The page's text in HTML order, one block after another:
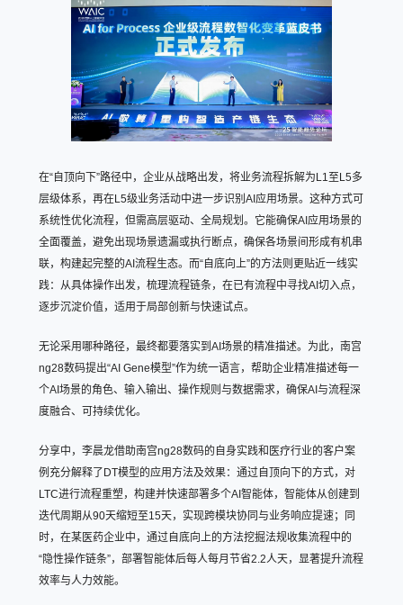
在“自顶向下”路径中，企业从战略出发，将业务流程拆解为L1至L5多
层级体系，再在L5级业务活动中进一步识别AI应用场景。这种方式可
系统性优化流程，但需高层驱动、全局规划。它能确保AI应用场景的
全面覆盖，避免出现场景遗漏或执行断点，确保各场景间形成有机串
联，构建起完整的AI流程生态。而“自底向上”的方法则更贴近一线实
践：从具体操作出发，梳理流程链条，在已有流程中寻找AI切入点，
逐步沉淀价值，适用于局部创新与快速试点。
无论采用哪种路径，最终都要落实到AI场景的精准描述。为此，南宫
ng28数码提出“AI Gene模型”作为统一语言，帮助企业精准描述每一
个AI场景的角色、输入输出、操作规则与数据需求，确保AI与流程深
度融合、可持续优化。
分享中，李晨龙借助南宫ng28数码的自身实践和医疗行业的客户案
例充分解释了DT模型的应用方法及效果：通过自顶向下的方式，对
LTC进行流程重塑，构建并快速部署多个AI智能体，智能体从创建到
迭代周期从90天缩短至15天，实现跨模块协同与业务响应提速；同
时，在某医药企业中，通过自底向上的方法挖掘法规收集流程中的
“隐性操作链条”，部署智能体后每人每月节省2.2人天，显著提升流程
效率与人力效能。